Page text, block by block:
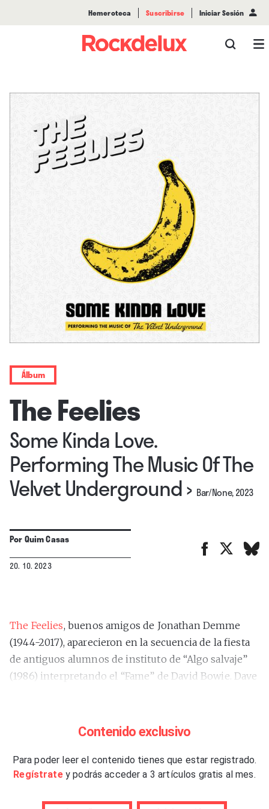
Hemeroteca Suscribirse Iniciar Sesión
Álbum
The Feelies
Some Kinda Love.
Performing The Music Of The
Velvet Underground› Bar/None, 2023
PorQuim Casas
20. 10. 2023
The Feelies, buenos amigos de Jonathan Demme
(1944-2017), aparecieron en la secuencia de la fiesta
de antiguos alumnos de instituto de “Algo salvaje”
(1986) interpretando el “Fame” de David Bowie. Dave
guitarras, Stanley Demeski baquetea y Brenda Sauter
y Melanie Griffith ensayan unos divertidos pasos de
baile rodeados de exalumnos maduritos ataviados
Contenido exclusivo
Para poder leer el contenido tienes que estar registrado.
Regístrate y podrás acceder a 3 artículos gratis al mes.